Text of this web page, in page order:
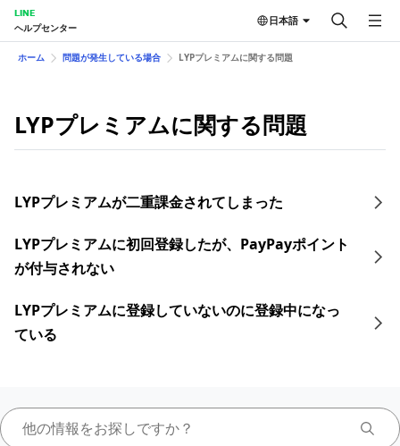
LINE
ヘルプセンター
日本語
ホーム 問題が発生している場合 LYPプレミアムに関する問題
LYPプレミアムに関する問題
LYPプレミアムが二重課金されてしまった
LYPプレミアムに初回登録したが、PayPayポイント
が付与されない
LYPプレミアムに登録していないのに登録中になっ
ている